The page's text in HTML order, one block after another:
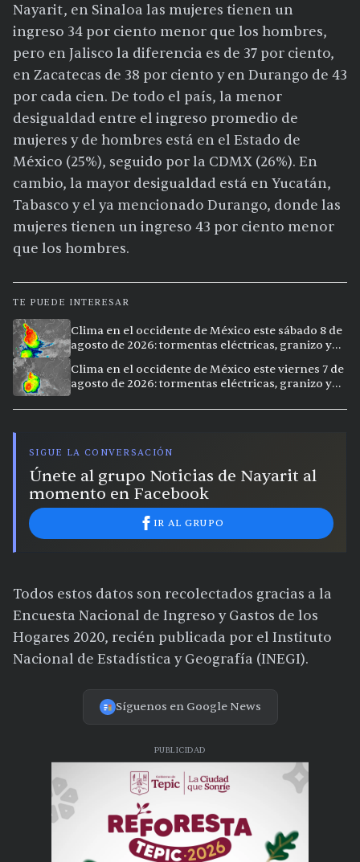
Nayarit, en Sinaloa las mujeres tienen un
ingreso 34 por ciento menor que los hombres,
pero en Jalisco la diferencia es de 37 por ciento,
en Zacatecas de 38 por ciento y en Durango de 43
por cada cien. De todo el país, la menor
desigualdad entre el ingreso promedio de
mujeres y de hombres está en el Estado de
México (25%), seguido por la CDMX (26%). En
cambio, la mayor desigualdad está en Yucatán,
Tabasco y el ya mencionado Durango, donde las
mujeres tienen un ingreso 43 por ciento menor
que los hombres.
TE PUEDE INTERESAR
Clima en el occidente de México este sábado 8 de
agosto de 2026: tormentas eléctricas, granizo y
Clima en el occidente de México este viernes 7 de
agosto de 2026: tormentas eléctricas, granizo y
SIGUE LA CONVERSACIÓN
Únete al grupo Noticias de Nayarit al
momento en Facebook
IR AL GRUPO
Todos estos datos son recolectados gracias a la
Encuesta Nacional de Ingreso y Gastos de los
Hogares 2020, recién publicada por el Instituto
Nacional de Estadística y Geografía (INEGI).
Síguenos en Google News
PUBLICIDAD